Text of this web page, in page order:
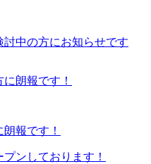
中の方にお知らせです
報です！